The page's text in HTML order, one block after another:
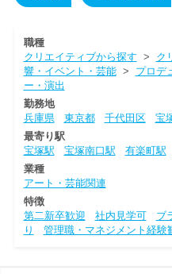
職種
クリエイティブから探す > ク
響・イベント・芸能> プロデ
ー・演出
勤務地
兵庫県
東京都 千代田区
宝
最寄り駅
宝塚駅
宝塚南口駅 有楽町駅
業種
アート・芸能関連
特徴
第二新卒歓迎
社内見学可 ブ
り
管理職・マネジメント経験